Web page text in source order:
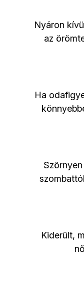
Nyáron
az
Ha
Kiderült,